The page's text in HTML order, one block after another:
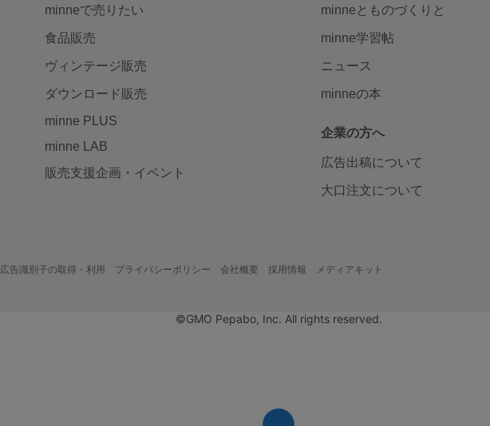
minneで売りたい
食品販売
ヴィンテージ販売
ダウンロード販売
minne PLUS
minne LAB
販売支援企画・イベント
minneとものづくりと
minne学習帖
ニュース
minneの本
企業の方へ
広告出稿について
大口注文について
広告識別子の取得・利用 プライバシーポリシー 会社概要 採用情報 メディアキット
©GMO Pepabo, Inc. All rights reserved.